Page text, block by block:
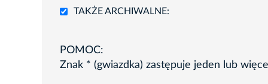
TAKŻE ARCHIWALNE:
POMOC:
Znak * (gwiazdka) zastępuje jeden lub